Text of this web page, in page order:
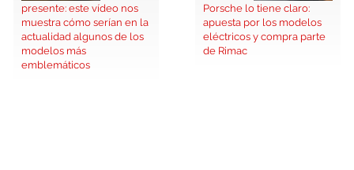
presente: este vídeo nos
muestra cómo serían en la
actualidad algunos de los
modelos más
emblemáticos
Porsche lo tiene claro:
apuesta por los modelos
eléctricos y compra parte
de Rimac